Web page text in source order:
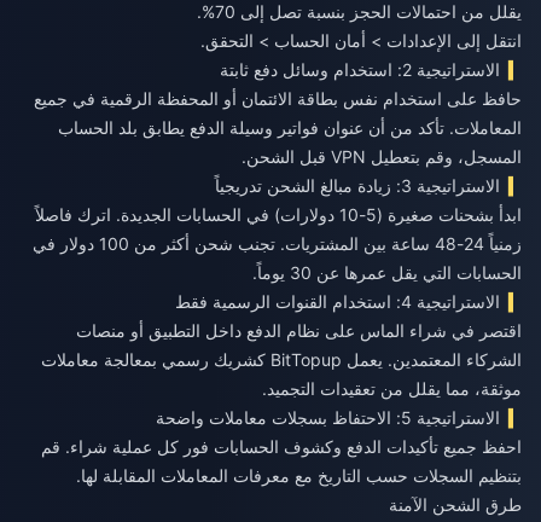
يقلل من احتمالات الحجز بنسبة تصل إلى 70%.
انتقل إلى الإعدادات > أمان الحساب > التحقق.
الاستراتيجية 2: استخدام وسائل دفع ثابتة
حافظ على استخدام نفس بطاقة الائتمان أو المحفظة الرقمية في جميع
المعاملات. تأكد من أن عنوان فواتير وسيلة الدفع يطابق بلد الحساب
المسجل، وقم بتعطيل VPN قبل الشحن.
الاستراتيجية 3: زيادة مبالغ الشحن تدريجياً
ابدأ بشحنات صغيرة (5-10 دولارات) في الحسابات الجديدة. اترك فاصلاً
زمنياً 24-48 ساعة بين المشتريات. تجنب شحن أكثر من 100 دولار في
الحسابات التي يقل عمرها عن 30 يوماً.
الاستراتيجية 4: استخدام القنوات الرسمية فقط
اقتصر في شراء الماس على نظام الدفع داخل التطبيق أو منصات
الشركاء المعتمدين. يعمل BitTopup كشريك رسمي بمعالجة معاملات
موثقة، مما يقلل من تعقيدات التجميد.
الاستراتيجية 5: الاحتفاظ بسجلات معاملات واضحة
احفظ جميع تأكيدات الدفع وكشوف الحسابات فور كل عملية شراء. قم
بتنظيم السجلات حسب التاريخ مع معرفات المعاملات المقابلة لها.
طرق الشحن الآمنة